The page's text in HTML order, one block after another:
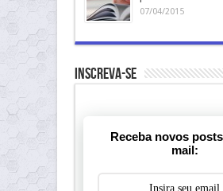
07/04/2015
Inscreva-se
Receba novos
mail: